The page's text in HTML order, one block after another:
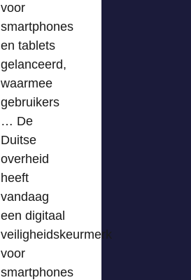
voor
smartphones
en tablets
gelanceerd,
waarmee
gebruikers
… De
Duitse
overheid
heeft
vandaag
een digitaal
veiligheidskeurmerk
voor
smartphones